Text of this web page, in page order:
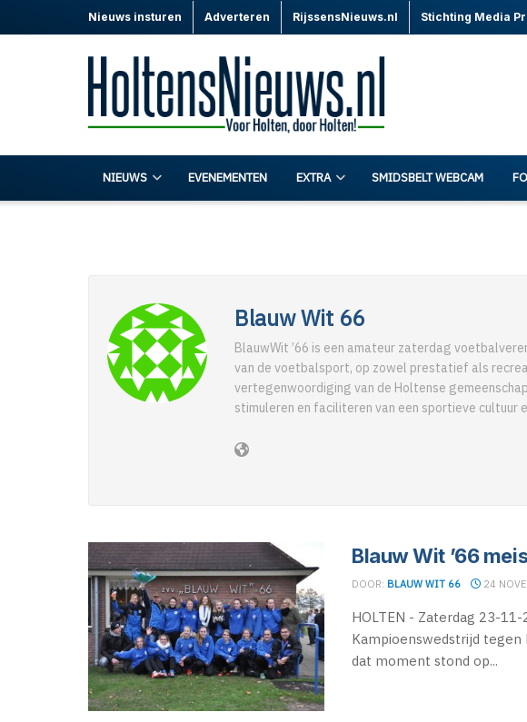
Nieuws insturen Adverteren RijssensNieuws.nl Stichting Media
NIEUWS EVENEMENTEN EXTRA SMIDSBELT WEBCAM
Blauw Wit 66
BlauwWit ’66 is een amateur zaterdag
van de voetbalsport, op zowel prestatief als
vertegenwoordiging van de Holtense
stimuleren en faciliteren van een sportieve cultuur
Blauw Wit ’66
DOOR: BLAUW WIT 66 24
HOLTEN - Zaterdag 23-
Kampioenswedstrijd
dat moment stond op...